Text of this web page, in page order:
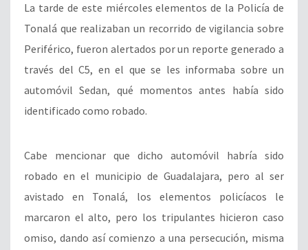
La tarde de este miércoles elementos de la Policía de
Tonalá que realizaban un recorrido de vigilancia sobre
Periférico, fueron alertados por un reporte generado a
través del C5, en el que se les informaba sobre un
automóvil Sedan, qué momentos antes había sido
identificado como robado.
Cabe mencionar que dicho automóvil habría sido
robado en el municipio de Guadalajara, pero al ser
avistado en Tonalá, los elementos policíacos le
marcaron el alto, pero los tripulantes hicieron caso
omiso, dando así comienzo a una persecución, misma